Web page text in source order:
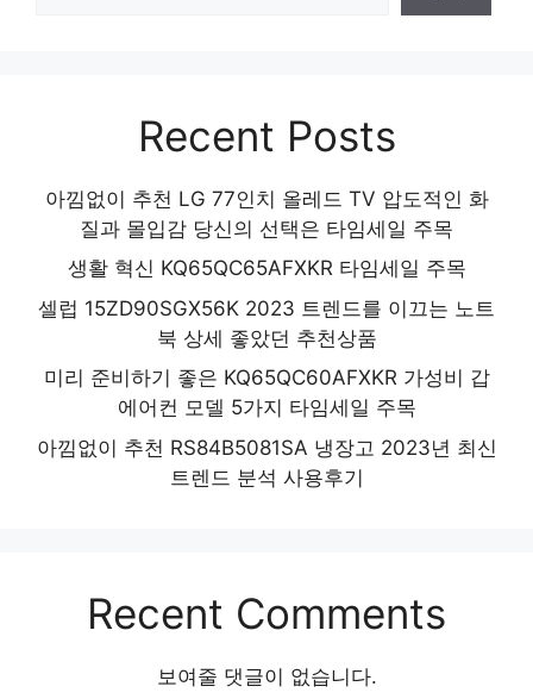
Recent Posts
아낌없이 추천 LG 77인치 올레드 TV 압도적인 화
질과 몰입감 당신의 선택은 타임세일 주목
생활 혁신 KQ65QC65AFXKR 타임세일 주목
셀럽 15ZD90SGX56K 2023 트렌드를 이끄는 노트
북 상세 좋았던 추천상품
미리 준비하기 좋은 KQ65QC60AFXKR 가성비 갑
에어컨 모델 5가지 타임세일 주목
아낌없이 추천 RS84B5081SA 냉장고 2023년 최신
트렌드 분석 사용후기
Recent Comments
보여줄 댓글이 없습니다.